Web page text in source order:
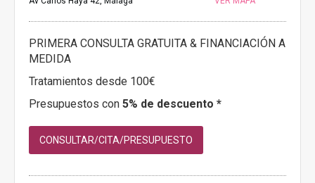
PRIMERA CONSULTA GRATUITA & FINANCIACIÓN A
MEDIDA
Tratamientos desde 100€
Presupuestos con 5% de descuento *
CONSULTAR/CITA/PRESUPUESTO